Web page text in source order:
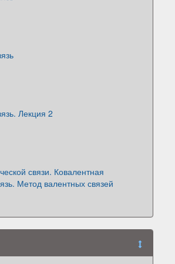
Лекция 2
связи. Ковалентная
Метод валентных связей